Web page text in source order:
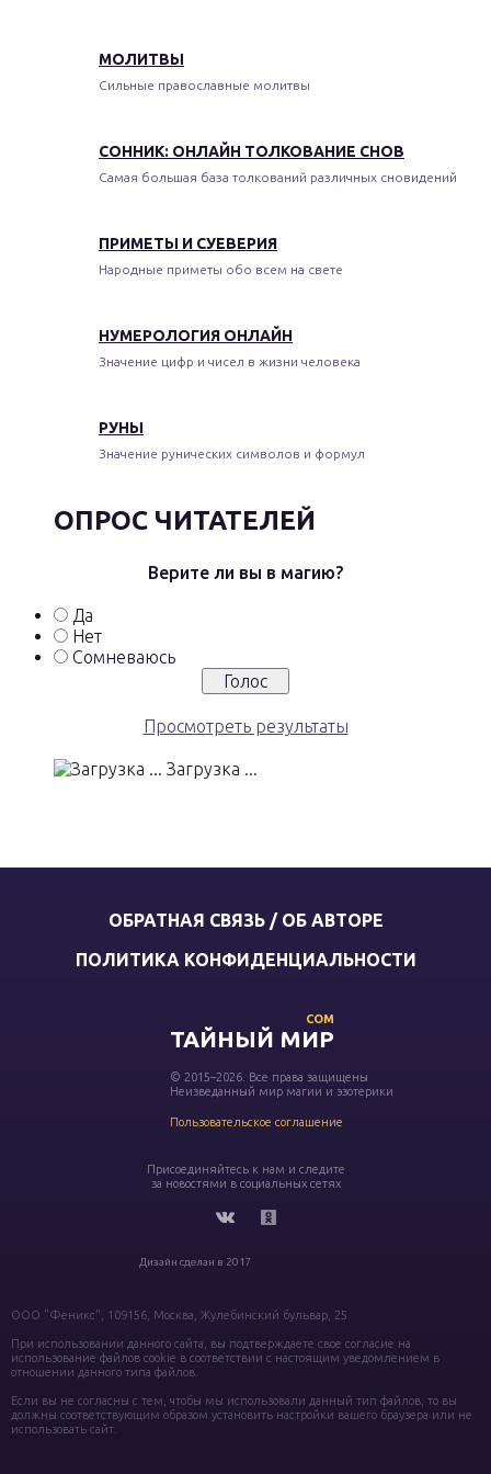
МОЛИТВЫ
Сильные православные молитвы
СОННИК: ОНЛАЙН ТОЛКОВАНИЕ СНОВ
Самая большая база толкований различных сновидений
ПРИМЕТЫ И СУЕВЕРИЯ
Народные приметы обо всем на свете
НУМЕРОЛОГИЯ ОНЛАЙН
Значение цифр и чисел в жизни человека
РУНЫ
Значение рунических символов и формул
ОПРОС ЧИТАТЕЛЕЙ
Верите ли вы в магию?
Да
Нет
Сомневаюсь
Просмотреть результаты
Загрузка ...
ОБРАТНАЯ СВЯЗЬ / ОБ АВТОРЕ
ПОЛИТИКА КОНФИДЕНЦИАЛЬНОСТИ
ТАЙНЫЙ МИР
COM
© 2015–2026. Все права защищены
Неизведанный мир магии и эзотерики
Пользовательское соглашение
Присоединяйтесь к нам и следите
за новостями в социальных сетях
Дизайн сделан в 2017
ООО "Феникс", 109156, Москва, Жулебинский бульвар, 25
При использовании данного сайта, вы подтверждаете свое согласие на
использование файлов cookie в соответствии с настоящим уведомлением в
отношении данного типа файлов.
Если вы не согласны с тем, чтобы мы использовали данный тип файлов, то вы
должны соответствующим образом установить настройки вашего браузера или не
использовать сайт.